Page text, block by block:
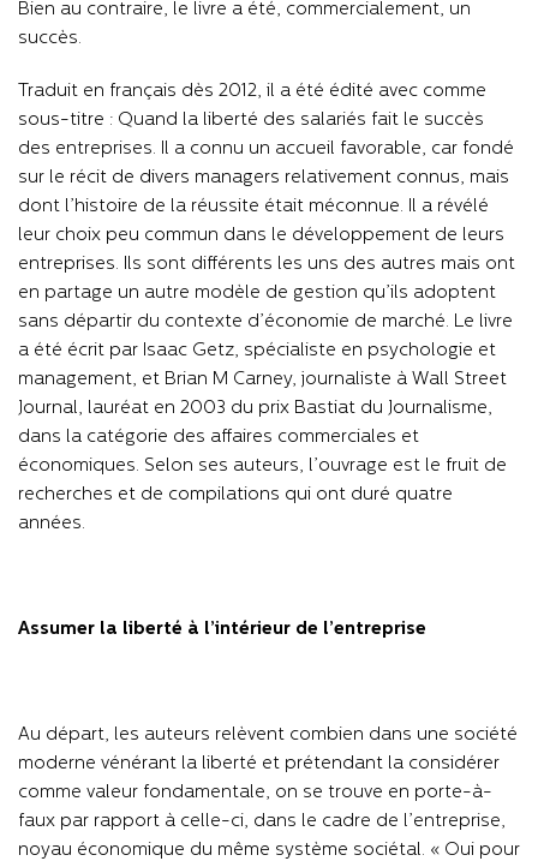
Bien au contraire, le livre a été, commercialement, un
succès.
Traduit en français dès 2012, il a été édité avec comme
sous-titre : Quand la liberté des salariés fait le succès
des entreprises. Il a connu un accueil favorable, car fondé
sur le récit de divers managers relativement connus, mais
dont l’histoire de la réussite était méconnue. Il a révélé
leur choix peu commun dans le développement de leurs
entreprises. Ils sont différents les uns des autres mais ont
en partage un autre modèle de gestion qu’ils adoptent
sans départir du contexte d’économie de marché. Le livre
a été écrit par Isaac Getz, spécialiste en psychologie et
management, et Brian M Carney, journaliste à Wall Street
Journal, lauréat en 2003 du prix Bastiat du Journalisme,
dans la catégorie des affaires commerciales et
économiques. Selon ses auteurs, l’ouvrage est le fruit de
recherches et de compilations qui ont duré quatre
années.
Assumer la liberté à l’intérieur de l’entreprise
Au départ, les auteurs relèvent combien dans une société
moderne vénérant la liberté et prétendant la considérer
comme valeur fondamentale, on se trouve en porte-à-
faux par rapport à celle-ci, dans le cadre de l’entreprise,
noyau économique du même système sociétal. « Oui pour